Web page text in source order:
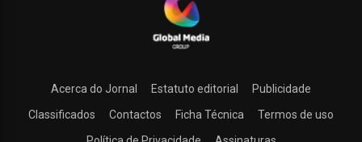
Acerca do Jornal Estatuto editorial
Publicidade
Classificados
Contactos Ficha Técnica
Termos de uso